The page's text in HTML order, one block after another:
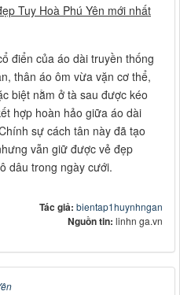
Tuy Hoà Phú Yên mới nhất
điển của áo dài truyền thống
thân áo ôm vừa vặn cơ thể,
biệt nằm ở tà sau được kéo
hợp hoàn hảo giữa áo dài
sự cách tân này đã tạo
vẫn giữ được vẻ đẹp
dâu trong ngày cưới.
Tác giả: bientap1huynhngan
Nguồn tin: linhn ga.vn